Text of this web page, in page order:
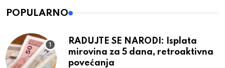
POPULARNO
RADUJTE SE NARODI: Isplata
mirovina za 5 dana, retroaktivna
povećanja